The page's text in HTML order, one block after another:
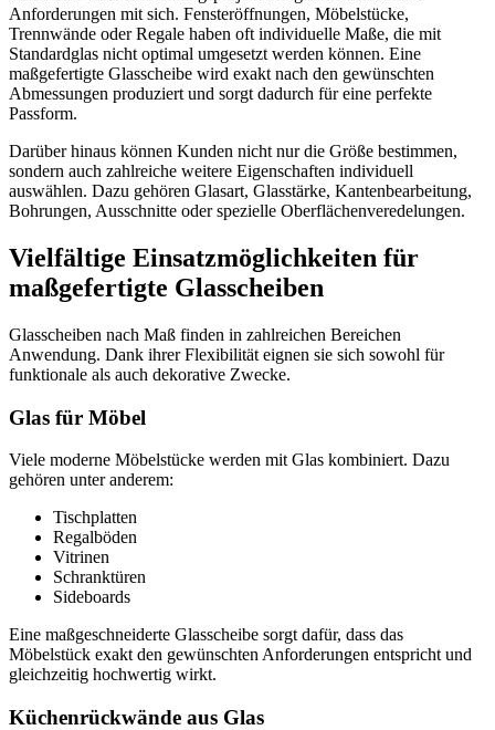
Anforderungen mit sich. Fensteröffnungen, Möbelstücke,
Trennwände oder Regale haben oft individuelle Maße, die mit
Standardglas nicht optimal umgesetzt werden können. Eine
maßgefertigte Glasscheibe wird exakt nach den gewünschten
Abmessungen produziert und sorgt dadurch für eine perfekte
Passform.
Darüber hinaus können Kunden nicht nur die Größe bestimmen,
sondern auch zahlreiche weitere Eigenschaften individuell
auswählen. Dazu gehören Glasart, Glasstärke, Kantenbearbeitung,
Bohrungen, Ausschnitte oder spezielle Oberflächenveredelungen.
Vielfältige Einsatzmöglichkeiten für
maßgefertigte Glasscheiben
Glasscheiben nach Maß finden in zahlreichen Bereichen
Anwendung. Dank ihrer Flexibilität eignen sie sich sowohl für
funktionale als auch dekorative Zwecke.
Glas für Möbel
Viele moderne Möbelstücke werden mit Glas kombiniert. Dazu
gehören unter anderem:
Tischplatten
Regalböden
Vitrinen
Schranktüren
Sideboards
Eine maßgeschneiderte Glasscheibe sorgt dafür, dass das
Möbelstück exakt den gewünschten Anforderungen entspricht und
gleichzeitig hochwertig wirkt.
Küchenrückwände aus Glas